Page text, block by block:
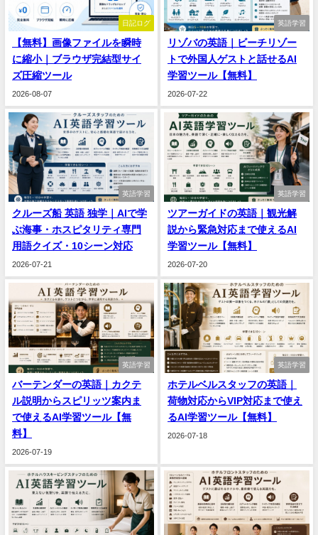
日記ログ
【無料】画像ファイルを瞬時
に縮小｜ブラウザ完結型サイ
ズ圧縮ツール
2026-08-07
英語学習
リゾバの英語｜ビーチリゾー
トで外国人ゲストと話せるAI
学習ツール【無料】
2026-07-22
英語学習
クルーズ船 英語 独学｜AIで学
ぶ海事・ホスピタリティ専門
用語クイズ・10シーン対応
2026-07-21
英語学習
ツアーガイドの英語｜観光解
説から緊急対応まで使えるAI
学習ツール【無料】
2026-07-20
英語学習
バーテンダーの英語｜カクテ
ル説明からスピリッツ案内ま
で使えるAI学習ツール【無
料】
2026-07-19
英語学習
ホテルベルスタッフの英語｜
荷物対応からVIP対応まで使え
るAI学習ツール【無料】
2026-07-18